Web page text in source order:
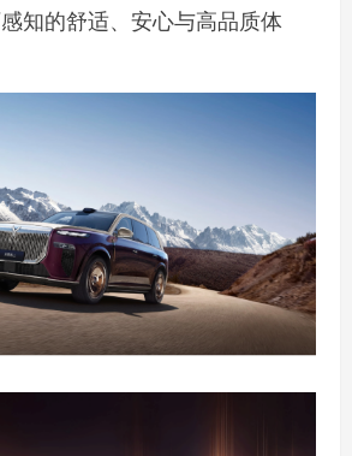
知的舒适、安心与高品质体